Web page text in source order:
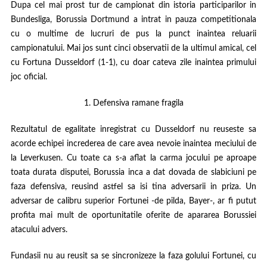
Dupa cel mai prost tur de campionat din istoria participarilor in
Bundesliga, Borussia Dortmund a intrat in pauza competitionala
cu o multime de lucruri de pus la punct inaintea reluarii
campionatului. Mai jos sunt cinci observatii de la ultimul amical, cel
cu Fortuna Dusseldorf (1-1), cu doar cateva zile inaintea primului
joc oficial.
1. Defensiva ramane fragila
Rezultatul de egalitate inregistrat cu Dusseldorf nu reuseste sa
acorde echipei increderea de care avea nevoie inaintea meciului de
la Leverkusen. Cu toate ca s-a aflat la carma jocului pe aproape
toata durata disputei, Borussia inca a dat dovada de slabiciuni pe
faza defensiva, reusind astfel sa isi tina adversarii in priza. Un
adversar de calibru superior Fortunei -de pilda, Bayer-, ar fi putut
profita mai mult de oportunitatile oferite de apararea Borussiei
atacului advers.
Fundasii nu au reusit sa se sincronizeze la faza golului Fortunei, cu